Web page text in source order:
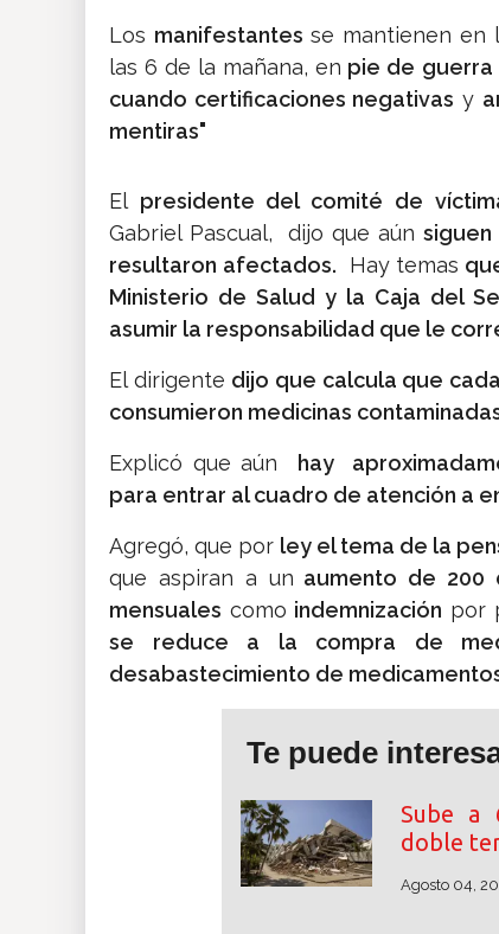
Los manifestantes se mantienen en
las 6 de la mañana, en pie de guerra
cuando certificaciones negativas y
mentiras"
El presidente del comité de
Gabriel Pascual, dijo que aún siguen
resultaron afectados. Hay temas
Ministerio de Salud y la Caja del
asumir la responsabilidad que le
El dirigente dijo que calcula que
consumieron medicinas
Explicó que aún hay
para entrar al cuadro de atención a
Agregó, que por ley el tema de la
que aspiran a un aumento de 200
mensuales como indemnización por
se reduce a la compra de
desabastecimiento de
Te puede
Sube a
doble
Agosto 04,